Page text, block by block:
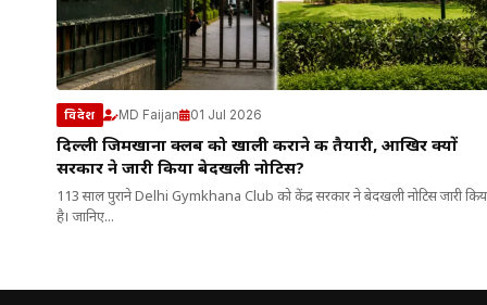
विदेश MD Faijan 01 Jul 2026
दिल्ली जिमखाना क्लब को खाली कराने की तैयारी, आखिर क्यों
सरकार ने जारी किया बेदखली नोटिस?
113 साल पुराने Delhi Gymkhana Club को केंद्र सरकार ने बेदखली नोटिस जारी
है। जानिए...